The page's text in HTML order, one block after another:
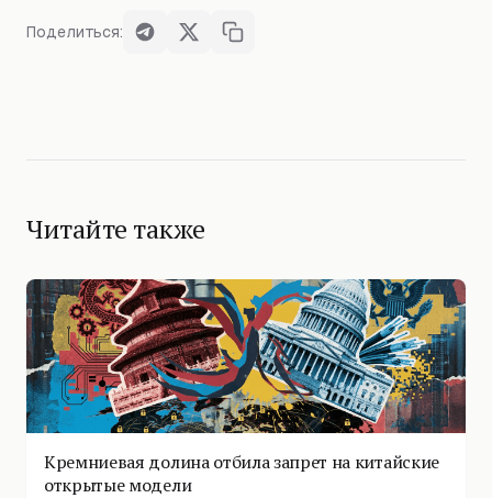
Поделиться:
Читайте также
Кремниевая долина отбила запрет на китайские
открытые модели